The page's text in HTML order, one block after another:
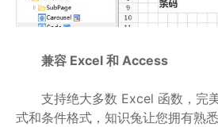
兼容 Excel 和 Access
支持绝大多数 Excel 函数，完
式和条件格式，知识兔让您拥有熟